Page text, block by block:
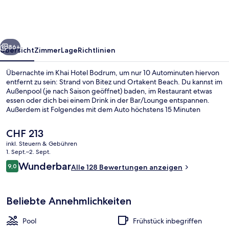
Weiter
86+
ÜbersichtZimmerLageRichtlinien
Übernachte im Khai Hotel Bodrum, um nur 10 Autominuten hiervon
entfernt zu sein: Strand von Bitez und Ortakent Beach. Du kannst im
Außenpool (je nach Saison geöffnet) baden, im Restaurant etwas
essen oder dich bei einem Drink in der Bar/Lounge entspannen.
Außerdem ist Folgendes mit dem Auto höchstens 15 Minuten
Der
aktuelle
Preis
beträgt
CHF 213.
CHF 213
inkl. Steuern & Gebühren
1. Sept.–2. Sept.
Bewertungen
9,09,0 von 10.
WunderbarAlle 128 Bewertungen anzeigen
Beliebte Annehmlichkeiten
Pool
Frühstück inbegriffen